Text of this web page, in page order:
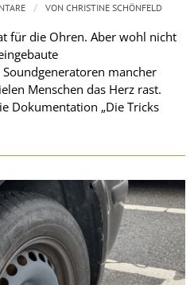
für die Ohren. Aber wohl nicht
mancher
Menschen das Herz rast.
Dokumentation „Die Tricks
/ VONCHRISTINE SCHÖNFELD